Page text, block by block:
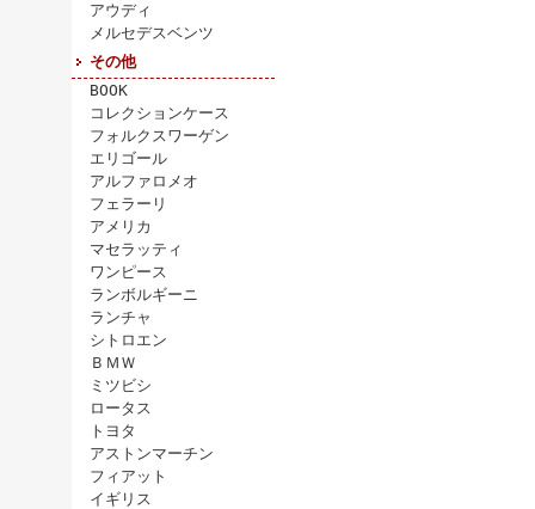
アウディ
メルセデスベンツ
その他
BOOK
コレクションケース
フォルクスワーゲン
エリゴール
アルファロメオ
フェラーリ
アメリカ
マセラッティ
ワンピース
ランボルギーニ
ランチャ
シトロエン
ＢＭＷ
ミツビシ
ロータス
トヨタ
アストンマーチン
フィアット
イギリス